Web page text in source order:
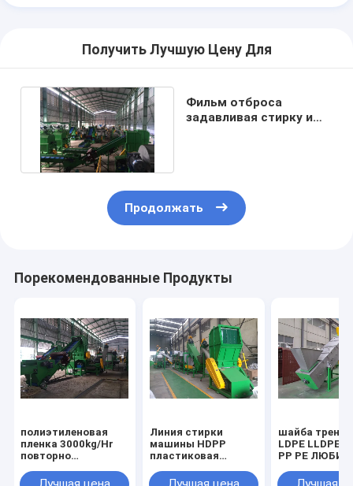
Получить Лучшую Цену Для
Фильм отброса
задавливая стирку и
Продолжать
Порекомендованные Продукты
полиэтиленовая
пленка 3000kg/Hr
повторно
Линия стирки
машины HDPP
пластиковая
используя
шайба
LDPE LLDPE
PP PE
пластиковая